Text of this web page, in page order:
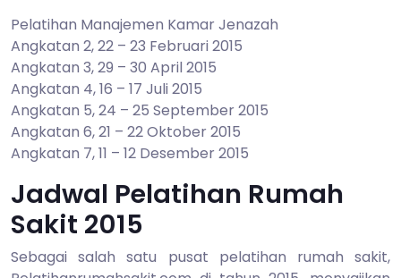
Pelatihan Manajemen Kamar Jenazah
Angkatan 2, 22 – 23 Februari 2015
Angkatan 3, 29 – 30 April 2015
Angkatan 4, 16 – 17 Juli 2015
Angkatan 5, 24 – 25 September 2015
Angkatan 6, 21 – 22 Oktober 2015
Angkatan 7, 11 – 12 Desember 2015
Jadwal Pelatihan Rumah
Sakit 2015
Sebagai salah satu pusat pelatihan rumah sakit,